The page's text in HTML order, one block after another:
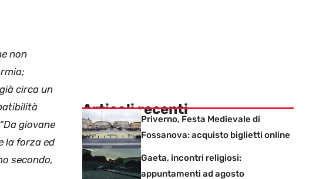
non
circa un
giovane
la forza ed
secondo,
Articoli recenti
Priverno, Festa Medievale di
Fossanova: acquisto biglietti online
Gaeta, incontri religiosi:
appuntamenti ad agosto